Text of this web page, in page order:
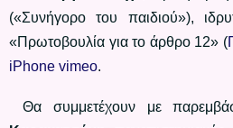
(«Συνήγορο του παιδιού»),
«Πρωτοβουλία για το άρθρο 12» (
iPhone vimeo.
Θα συμμετέχουν με